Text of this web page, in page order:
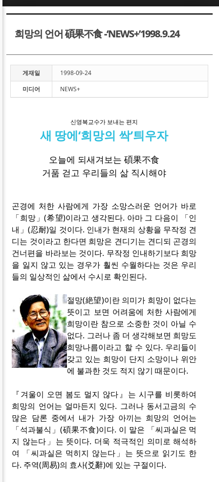
희망의 언어 碩果不食 -‘NEWS+’1998.9.24
게재일
1998-09-24
미디어
NEWS+
신영복교수가 보내는 편지
새 땅에‘희망의 싹’틔우자
오늘에 되새겨보는 碩果不食
거품 걷고 우리들의 삶 직시해야
곤경에 처한 사람에게 가장 소망스러운 언어가 바로
「희망」(希望)이라고 생각된다. 아마 그 다음이 「인
내」(忍耐)일 것이다. 인내가 현재의 상황을 무작정 견
디는 것이라고 한다면 희망은 견디기는 견디되 곤경의
건너편을 바라보는 것이다. 무작정 인내하기보다 희망
을 잃지 않고 있는 경우가 훨씬 수월하다는 것은 우리
들의 일상적인 삶에서 수시로 확인된다.
절망(絶望)이란 의미가 희망이 없다는
뜻이고 보면 어려움에 처한 사람에게
희망이란 참으로 소중한 것이 아닐 수
없다. 그러나 좀 더 생각해보면 희망도
희망나름이라고 할 수 있다. 우리들이
갖고 있는 희망이 단지 소망이나 위안
에 불과한 것도 적지 않기 때문이다.
『겨울이 오면 봄도 멀지 않다』는 시구를 비롯하여
희망의 언어는 얼마든지 있다. 그러나 동서고금의 수
많은 담론 중에서 내가 가장 아끼는 희망의 언어는
「석과불식」(碩果不食)이다. 이 말은 「씨과실은 먹
지 않는다」는 뜻이다. 더욱 적극적인 의미로 해석하
여 「씨과실은 먹히지 않는다」는 뜻으로 읽기도 한
다. 주역(周易)의 효사(爻辭)에 있는 구절이다.
Sketchbook5, 스케치북5
Sketchbook5, 스케치북5
Sketchbook5, 스케치북5
Sketchbook5, 스케치북5